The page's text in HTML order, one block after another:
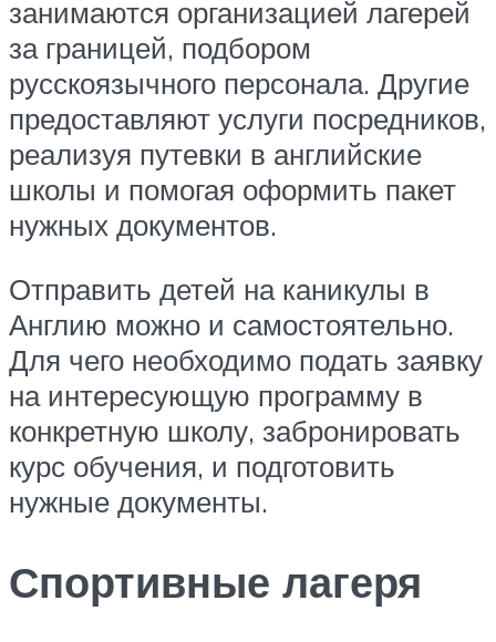
занимаются организацией лагерей
за границей, подбором
русскоязычного персонала. Другие
предоставляют услуги посредников,
реализуя путевки в английские
школы и помогая оформить пакет
нужных документов.
Отправить детей на каникулы в
Англию можно и самостоятельно.
Для чего необходимо подать заявку
на интересующую программу в
конкретную школу, забронировать
курс обучения, и подготовить
нужные документы.
Спортивные лагеря